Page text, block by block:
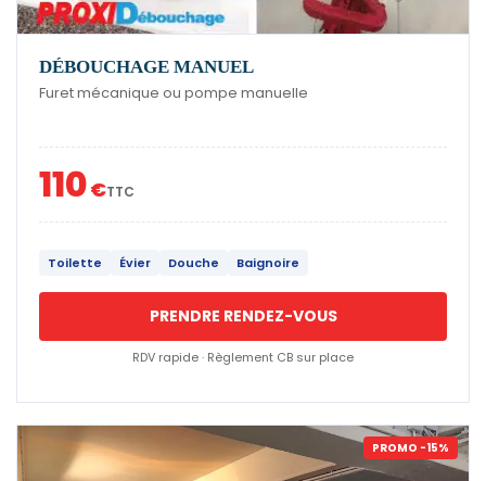
DÉBOUCHAGE MANUEL
Furet mécanique ou pompe manuelle
110€TTC
Toilette Évier Douche Baignoire
PRENDRE RENDEZ-VOUS
RDV rapide · Règlement CB sur place
PROMO -15%